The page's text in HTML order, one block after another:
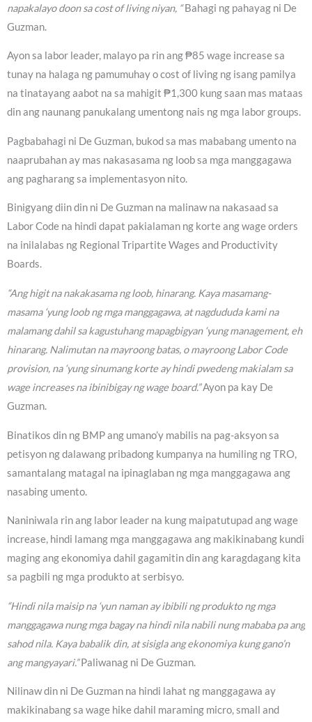
napakalayo doon sa cost of living niyan, “Bahagi ng pahayag ni De
Guzman.
Ayon sa labor leader, malayo pa rin ang ₱85 wage increase sa
tunay na halaga ng pamumuhay o cost of living ng isang pamilya
na tinatayang aabot na sa mahigit ₱1,300 kung saan mas mataas
din ang naunang panukalang umentong nais ng mga labor groups.
Pagbabahagi ni De Guzman, bukod sa mas mababang umento na
naaprubahan ay mas nakasasama ng loob sa mga manggagawa
ang pagharang sa implementasyon nito.
Binigyang diin din ni De Guzman na malinaw na nakasaad sa
Labor Code na hindi dapat pakialaman ng korte ang wage orders
na inilalabas ng Regional Tripartite Wages and Productivity
Boards.
“Ang higit na nakakasama ng loob, hinarang. Kaya masamang-
masama ‘yung loob ng mga manggagawa, at nagdududa kami na
malamang dahil sa kagustuhang mapagbigyan ‘yung management, eh
hinarang. Nalimutan na mayroong batas, o mayroong Labor Code
provision, na ‘yung sinumang korte ay hindi pwedeng makialam sa
wage increases na ibinibigay ng wage board.”Ayon pa kay De
Guzman.
Binatikos din ng BMP ang umano’y mabilis na pag-aksyon sa
petisyon ng dalawang pribadong kumpanya na humiling ng TRO,
samantalang matagal na ipinaglaban ng mga manggagawa ang
nasabing umento.
Naniniwala rin ang labor leader na kung maipatutupad ang wage
increase, hindi lamang mga manggagawa ang makikinabang kundi
maging ang ekonomiya dahil gagamitin din ang karagdagang kita
sa pagbili ng mga produkto at serbisyo.
“Hindi nila maisip na ‘yun naman ay ibibili ng produkto ng mga
manggagawa nung mga bagay na hindi nila nabili nung mababa pa ang
sahod nila. Kaya babalik din, at sisigla ang ekonomiya kung gano’n
ang mangyayari.”Paliwanag ni De Guzman.
Nilinaw din ni De Guzman na hindi lahat ng manggagawa ay
makikinabang sa wage hike dahil maraming micro, small and